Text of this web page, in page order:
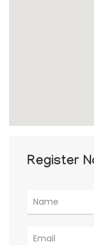
Register